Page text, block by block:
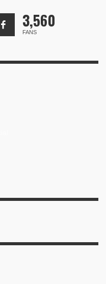
3,560
FANS